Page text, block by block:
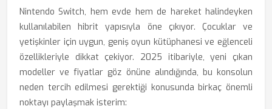
Nintendo Switch, hem evde hem de hareket halindeyken
kullanılabilen hibrit yapısıyla öne çıkıyor. Çocuklar ve
yetişkinler için uygun, geniş oyun kütüphanesi ve eğlenceli
özellikleriyle dikkat çekiyor. 2025 itibariyle, yeni çıkan
modeller ve fiyatlar göz önüne alındığında, bu konsolun
neden tercih edilmesi gerektiği konusunda birkaç önemli
noktayı paylaşmak isterim: